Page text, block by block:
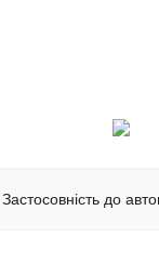
Застосовність до